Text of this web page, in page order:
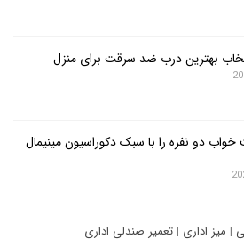
درب ضد سرقت برای منزل
را با سبک دکوراسیون مینیمال
| تعمیر صندلی اداری